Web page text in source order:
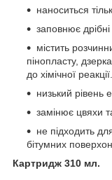
наноситься
заповнює дрібні
містить
пінопласту,
до хімічної реакції.
низький рівень
замінює цвяхи
не підходить
бітумних
Картридж 310 мл.